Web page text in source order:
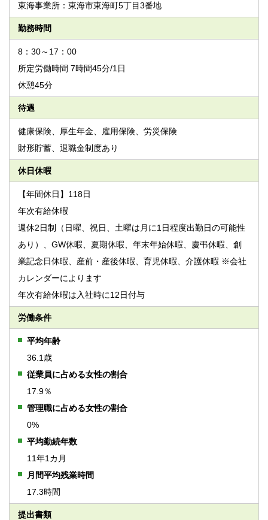
東海事業所：東海市東海町5丁目3番地
勤務時間
8：30～17：00
所定労働時間 7時間45分/1日
休憩45分
待遇
健康保険、厚生年金、雇用保険、労災保険
財形貯蓄、退職金制度あり
休日休暇
【年間休日】118日
年次有給休暇
週休2日制（日曜、祝日、土曜は月に1日程度出勤日の可能性
あり）、GW休暇、夏期休暇、年末年始休暇、慶弔休暇、創
業記念日休暇、産前・産後休暇、育児休暇、介護休暇 ※会社
カレンダーによります
年次有給休暇は入社時に12日付与
労働条件
平均年齢
36.1歳
従業員に占める女性の割合
17.9％
管理職に占める女性の割合
0%
平均勤続年数
11年1カ月
月間平均残業時間
17.3時間
提出書類